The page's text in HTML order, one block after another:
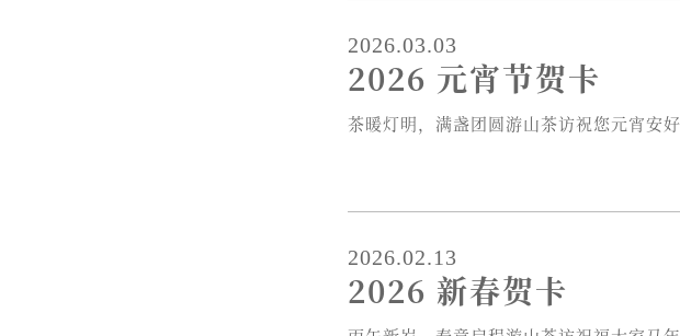
2026.03.03
2026 元宵节贺卡
茶暖灯明，满盏团圆游山茶访祝您元宵安
2026.02.13
2026 新春贺卡